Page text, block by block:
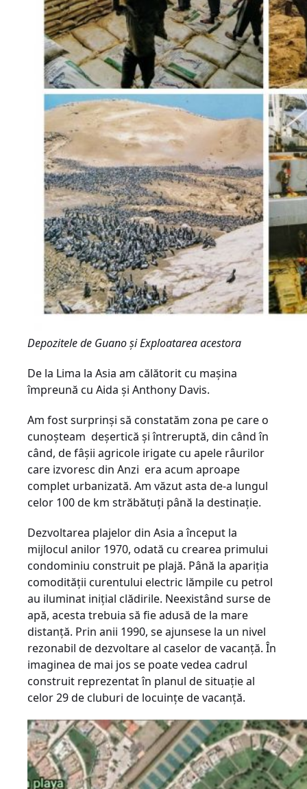
Depozitele de Guano și Exploatarea acestora
De la Lima la Asia am călătorit cu mașina
împreună cu Aida și Anthony Davis.
Am fost surprinși să constatăm zona pe care o
cunoșteam ­ deșertică și întreruptă, din când în
când, de fâşii agricole irigate cu apele râurilor
care izvoresc din Anzi ­ era acum aproape
complet urbanizată. Am văzut asta de-a lungul
celor 100 de km străbătuți până la destinație.
Dezvoltarea plajelor din Asia a început la
mijlocul anilor 1970, odată cu crearea primului
condominiu construit pe plajă. Până la apariţia
comodităţii curentului electric lămpile cu petrol
au iluminat iniţial clădirile. Neexistând surse de
apă, acesta trebuia să fie adusă de la mare
distanță. Prin anii 1990, se ajunsese la un nivel
rezonabil de dezvoltare al caselor de vacanță. În
imaginea de mai jos se poate vedea cadrul
construit reprezentat în planul de situație al
celor 29 de cluburi de locuințe de vacanță.